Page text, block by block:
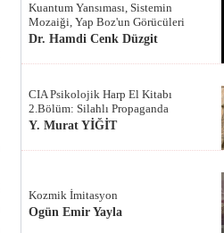
Kuantum Yansıması, Sistemin
Mozaiği, Yap Boz'un Görücüleri
Dr. Hamdi Cenk Düzgit
CIA Psikolojik Harp El Kitabı
2.Bölüm: Silahlı Propaganda
Y. Murat YİĞİT
Kozmik İmitasyon
Ogün Emir Yayla